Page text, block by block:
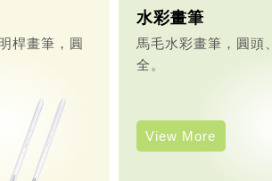
桿畫筆，圓
水彩畫筆
馬毛水彩畫筆，圓頭
全。
View More